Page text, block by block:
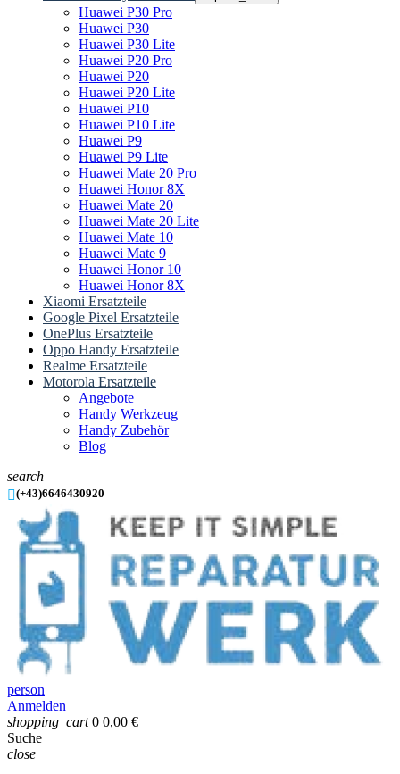
Huawei P30 Pro
Huawei P30
Huawei P30 Lite
Huawei P20 Pro
Huawei P20
Huawei P20 Lite
Huawei P10
Huawei P10 Lite
Huawei P9
Huawei P9 Lite
Huawei Mate 20 Pro
Huawei Honor 8X
Huawei Mate 20
Huawei Mate 20 Lite
Huawei Mate 10
Huawei Mate 9
Huawei Honor 10
Huawei Honor 8X
Xiaomi Ersatzteile
Google Pixel Ersatzteile
OnePlus Ersatzteile
Oppo Handy Ersatzteile
Realme Ersatzteile
Motorola Ersatzteile
Angebote
Handy Werkzeug
Handy Zubehör
Blog
search
(+43)6646430920
person
Anmelden
shopping_cart 0 0,00 €
Suche
close